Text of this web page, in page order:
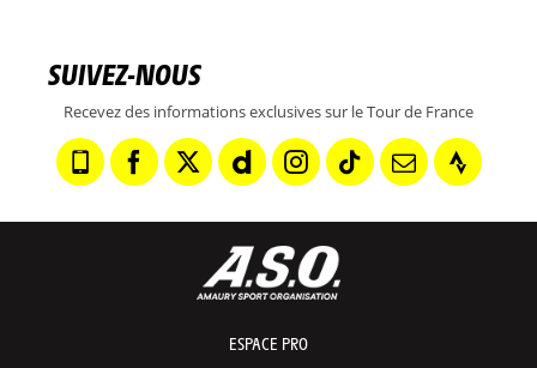
SUIVEZ-NOUS
Recevez des informations exclusives sur le Tour de France
ESPACE PRO